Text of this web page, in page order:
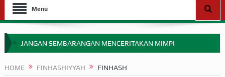
Menu
JANGAN SEMBARANGAN MENCERITAKAN MIMPI
HOME FINHASHIYYAH FINHASH